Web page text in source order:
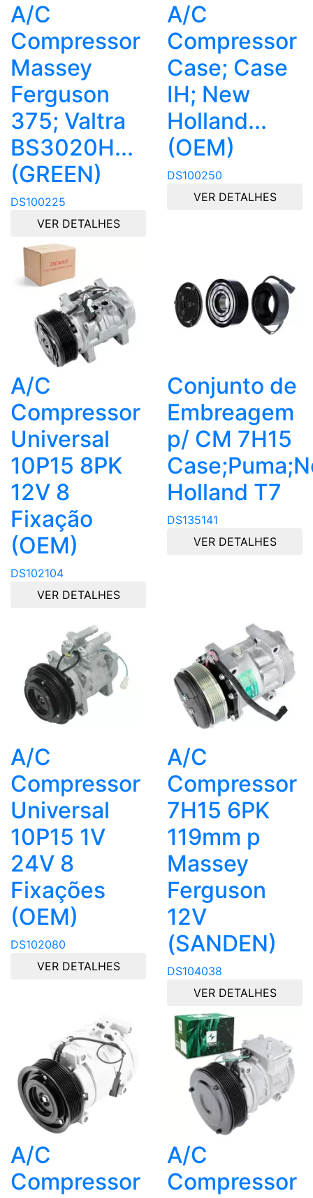
A/C
Compressor
Massey
Ferguson
375; Valtra
BS3020H...
(GREEN)
DS100225
VER DETALHES
A/C
Compressor
Case; Case
IH; New
Holland...
(OEM)
DS100250
VER DETALHES
A/C
Compressor
Universal
10P15 8PK
12V 8
Fixação
(OEM)
DS102104
VER DETALHES
Conjunto de
Embreagem
p/ CM 7H15
Holland T7
DS135141
VER DETALHES
A/C
Compressor
Universal
10P15 1V
24V 8
Fixações
(OEM)
DS102080
VER DETALHES
A/C
Compressor
7H15 6PK
119mm p
Massey
Ferguson
12V
(SANDEN)
DS104038
VER DETALHES
A/C
Compressor
A/C
Compressor